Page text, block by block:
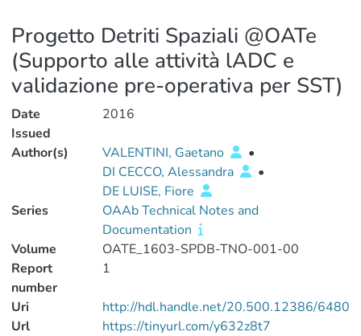
Progetto Detriti Spaziali @OATe
(Supporto alle attività lADC e
validazione pre-operativa per SST)
Date
Issued
2016
Author(s) VALENTINI, Gaetano
•
DI CECCO, Alessandra
•
DE LUISE, Fiore
Series
OAAb Technical Notes and
Documentation
Volume
OATE_1603-SPDB-TNO-001-00
Report
number
1
Uri
http://hdl.handle.net/20.500.12386/6480
Url
https://tinyurl.com/y632z8t7